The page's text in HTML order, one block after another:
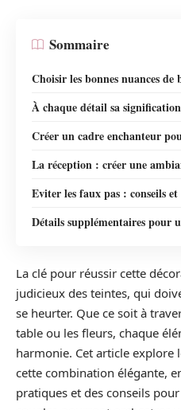
Sommaire
Choisir les bonnes nuances de
À chaque détail sa
Créer un cadre enchanteur
La réception : créer une
Eviter les faux pas : conseils
Détails supplémentaires pour
La clé pour réussir cette
judicieux des teintes, qui
se heurter. Que ce soit à
table ou les fleurs, chaque
harmonie. Cet article explore
cette combination élégante,
pratiques et des conseils